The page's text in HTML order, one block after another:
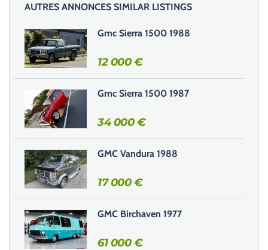
a
s
s
e
r
e
c
h
a
m
p
v
i
d
e
AUTRES ANNONCES SIMILAR LISTINGS
Gmc Sierra 1500 1988
12 000€
Gmc Sierra 1500 1987
34 000€
GMC Vandura 1988
17 000€
GMC Birchaven 1977
61 000€